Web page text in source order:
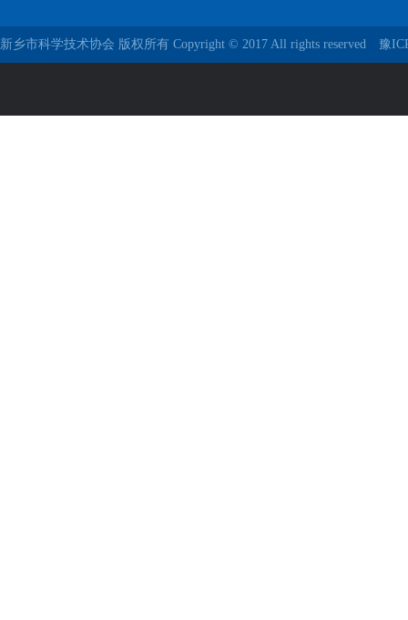
新乡市科学技术协会 版权所有 Copyright © 2017 All rights reserved 豫